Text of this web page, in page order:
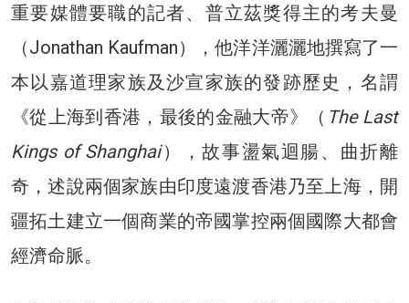
重要媒體要職的記者、普立茲獎得主的考夫曼
（Jonathan Kaufman），他洋洋灑灑地撰寫了一
本以嘉道理家族及沙宣家族的發跡歷史，名謂
《從上海到香港，最後的金融大帝》（ The Last
Kings of Shanghai），故事盪氣迴腸、曲折離
奇，述說兩個家族由印度遠渡香港乃至上海，開
疆拓土建立一個商業的帝國掌控兩個國際大都會
經濟命脈。